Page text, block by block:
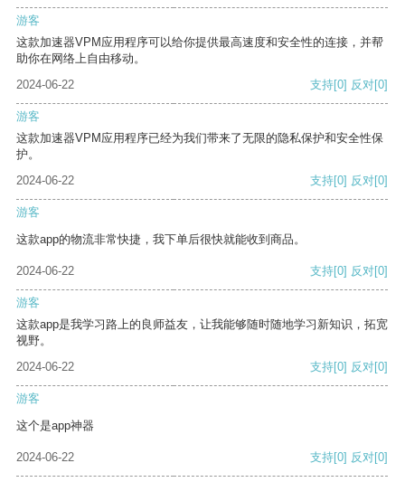
游客
这款加速器VPM应用程序可以给你提供最高速度和安全性的连接，并帮
助你在网络上自由移动。
2024-06-22
支持[0] 反对[0]
游客
这款加速器VPM应用程序已经为我们带来了无限的隐私保护和安全性保
护。
2024-06-22
支持[0] 反对[0]
游客
这款app的物流非常快捷，我下单后很快就能收到商品。
2024-06-22 支持[0] 反对[0]
游客
这款app是我学习路上的良师益友，让我能够随时随地学习新知识，拓宽
视野。
2024-06-22
支持[0] 反对[0]
游客
这个是app神器
2024-06-22 支持[0] 反对[0]